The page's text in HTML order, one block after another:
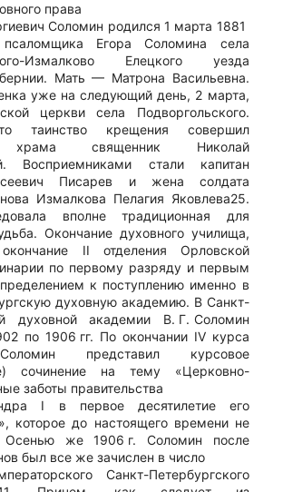
права
Соломин родился 1 марта 1881
Егора Соломина села
Измалково Елецкого уезда
Мать — Матрона Васильевна.
уже на следующий день, 2 марта,
церкви села Подворгольского.
таинство крещения совершил
храма священник Николай
Восприемниками стали капитан
Писарев и жена солдата
Измалкова Пелагия Яковлева25.
вполне традиционная для
Окончание духовного училища,
II отделения Орловской
по первому разряду и первым
к поступлению именно в
духовную академию. В Санкт-
духовной академии В. Г. Соломин
по 1906 гг. По окончании IV курса
представил курсовое
сочинение на тему «Церковно-
заботы правительства
I в первое десятилетие его
которое до настоящего времени не
Осенью же 1906 г. Соломин после
был все же зачислен в число
Санкт-Петербургского